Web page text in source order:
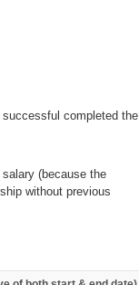
completed the
(because the
without previous